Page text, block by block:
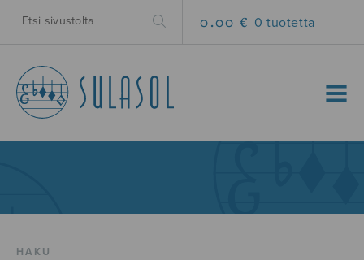
0.00 € 0 tuotetta
MENU
HAKU